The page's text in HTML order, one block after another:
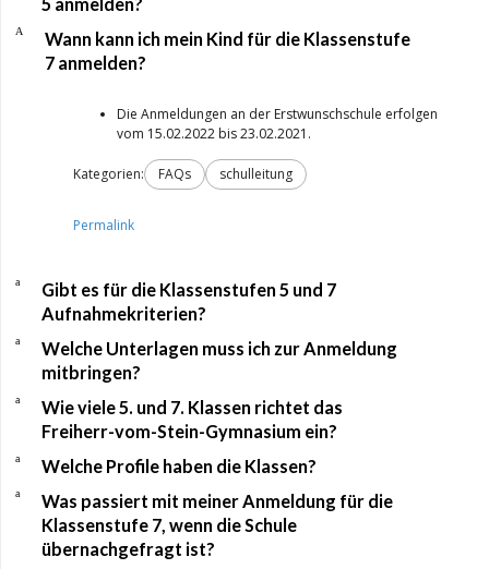
A
Wann kann ich mein Kind für die Klassenstufe
7 anmelden?
Die Anmeldungen an der Erstwunschschule erfolgen
vom 15.02.2022 bis 23.02.2021.
Kategorien: FAQs schulleitung
Permalink
a
Gibt es für die Klassenstufen 5 und 7
Aufnahmekriterien?
a
Welche Unterlagen muss ich zur Anmeldung
mitbringen?
a
Wie viele 5. und 7. Klassen richtet das
Freiherr-vom-Stein-Gymnasium ein?
a Welche Profile haben die Klassen?
a
Was passiert mit meiner Anmeldung für die
Klassenstufe 7, wenn die Schule
übernachgefragt ist?